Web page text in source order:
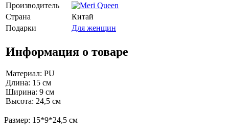
Производитель
Страна
Китай
Подарки
Для женщин
Информация о товаре
Материал: PU
Длина: 15 см
Ширина: 9 см
Высота: 24,5 см
Размер: 15*9*24,5 см